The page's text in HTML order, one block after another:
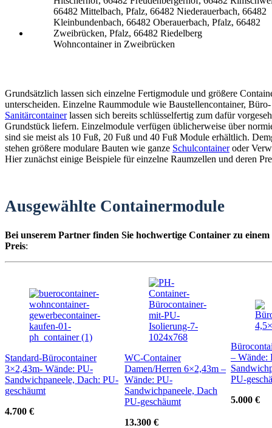
Wohncontainer in Zweibrücken
Grundsätzlich lassen sich einzelne Fertigmodule und größere
unterscheiden. Einzelne Raummodule wie Baustellencontainer,
Sanitärcontainerlassen sich bereits schlüsselfertig zum dafür
Grundstück liefern. Einzelmodule verfügen üblicherweise über
sind sie meist als 10 Fuß, 20 Fuß und 40 Fuß Module erhältlich.
stehen größere modulare Bauten wie ganze Schulcontaineroder
Hier zunächst einige Beispiele für einzelne Raumzellen und deren
Ausgewählte Containermodule
Bei unserem Partner finden Sie hochwertige Container zu einem
Preis:
Standard-Bürocontainer
3×2,43m- Wände: PU-
Sandwichpaneele, Dach: PU-
geschäumt
4.700 €
WC-Container
Damen/Herren 6×2,43m –
Wände: PU-
Sandwichpaneele, Dach
PU-geschäumt
13.300 €
– Wände:
PU-
5.000 €